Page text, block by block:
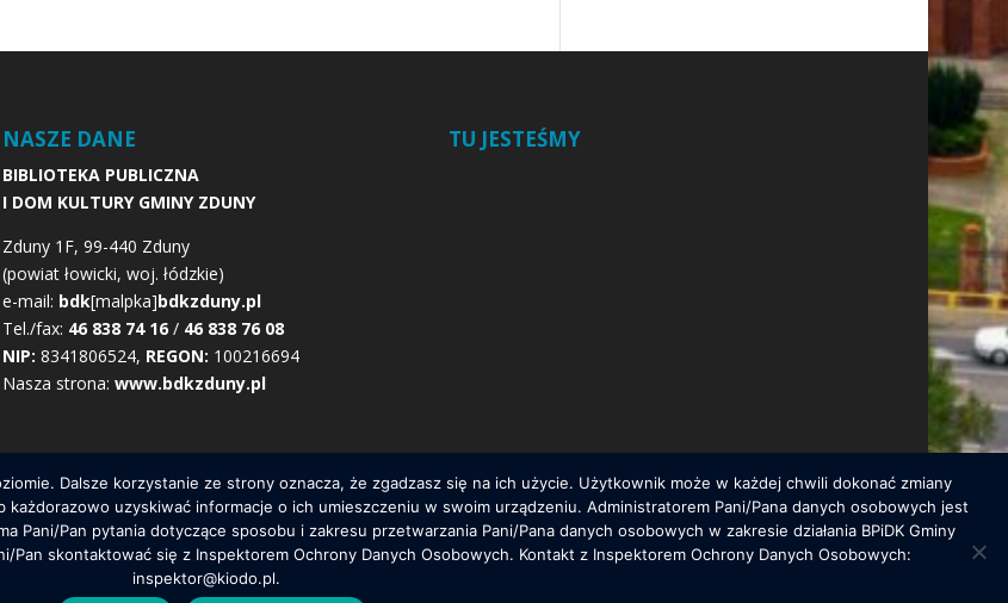
NASZE DANE
BIBLIOTEKA PUBLICZNA
I DOM KULTURY GMINY ZDUNY
Zduny 1F, 99-440 Zduny
(powiat łowicki, woj. łódzkie)
e-mail: bdk[malpka]bdkzduny.pl
Tel./fax: 46 838 74 16 / 46 838 76 08
NIP:8341806524, REGON: 100216694
Nasza strona:www.bdkzduny.pl
TU JESTEŚMY
powiat łowicki, województwo łódzkie. Kopiowanie treści możliwe wyłącznie za zgodą administratora witryny /
związane z plikami cookies - w osobnej zakładce. Korzystając z serwisu, wyrażasz zgodę na przetwarzanie Twoich
Dalsze korzystanie ze strony oznacza, że zgadzasz się na ich użycie. Użytkownik może w każdej chwili dokonać zmiany
uzyskiwać informacje o ich umieszczeniu w swoim urządzeniu. Administratorem Pani/Pana danych osobowych jest
Pani/Pan pytania dotyczące sposobu i zakresu przetwarzania Pani/Pana danych osobowych w zakresie działania BPiDK Gminy
Pan skontaktować się z Inspektorem Ochrony Danych Osobowych. Kontakt z Inspektorem Ochrony Danych Osobowych:
inspektor@kiodo.pl.